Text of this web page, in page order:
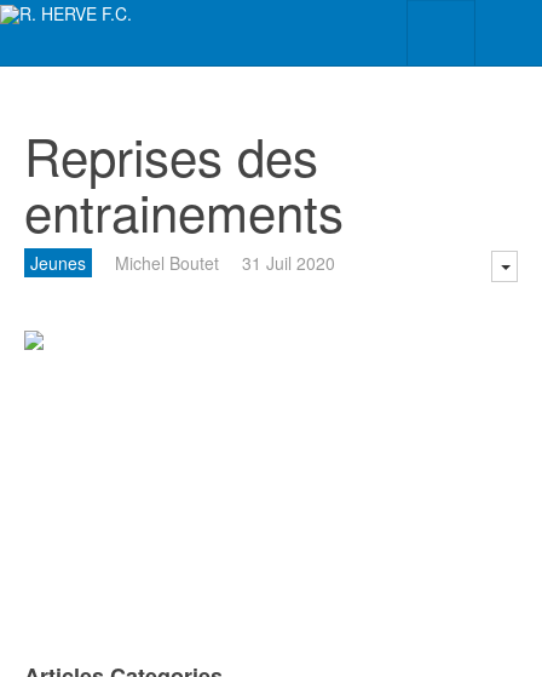
Reprises des
entrainements
Jeunes Michel Boutet 31 Juil 2020